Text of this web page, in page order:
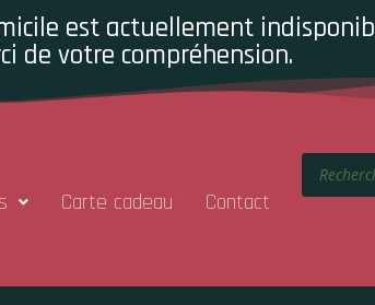
est actuellement
de votre compréhension.
Carte cadeau Contact